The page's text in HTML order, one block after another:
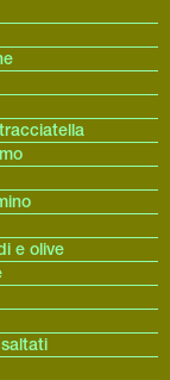
e olive